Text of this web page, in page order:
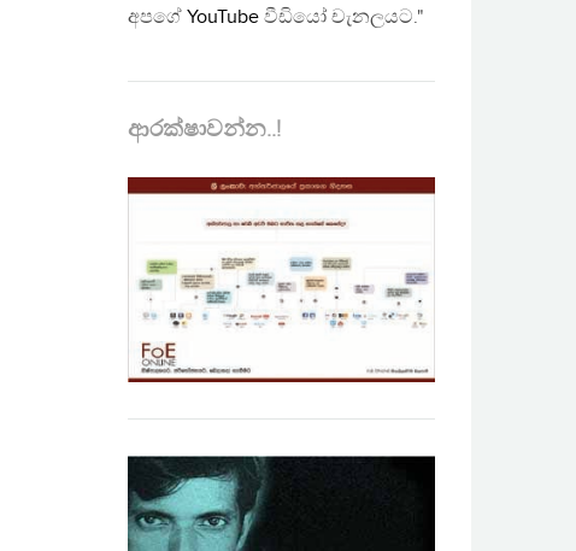
අපගේ YouTube වීඩියෝ චැනලයට."
ආරක්ෂාවන්න..!